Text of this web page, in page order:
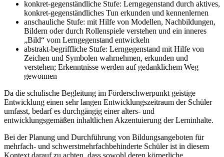
konkret-gegenständliche Stufe: Lerngegenstand durch aktives,
konkret-gegenständliches Tun erkunden und kennenlernen
anschauliche Stufe: mit Hilfe von Modellen, Nachbildungen,
Bildern oder durch Rollenspiele verstehen und ein inneres
„Bild“ vom Lerngegenstand entwickeln
abstrakt-begriffliche Stufe: Lerngegenstand mit Hilfe von
Zeichen und Symbolen wahrnehmen, erkunden und
verstehen; Erkenntnisse werden auf gedanklichem Weg
gewonnen
Da die schulische Begleitung im Förderschwerpunkt geistige
Entwicklung einen sehr langen Entwicklungszeitraum der Schüler
umfasst, bedarf es durchgängig einer alters- und
entwicklungsgemäßen inhaltlichen Akzentuierung der Lerninhalte.
Bei der Planung und Durchführung von Bildungsangeboten für
mehrfach- und schwerstmehrfachbehinderte Schüler ist in diesem